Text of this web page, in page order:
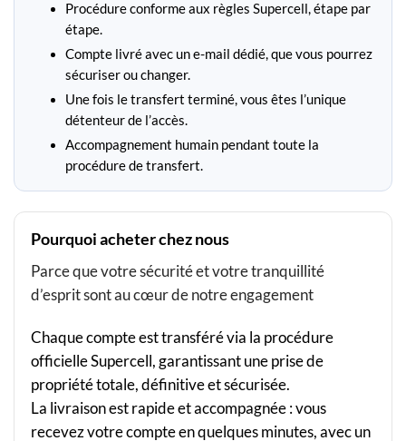
Procédure conforme aux règles Supercell, étape par
étape.
Compte livré avec un e-mail dédié, que vous pourrez
sécuriser ou changer.
Une fois le transfert terminé, vous êtes l’unique
détenteur de l’accès.
Accompagnement humain pendant toute la
procédure de transfert.
Pourquoi acheter chez nous
Parce que votre sécurité et votre tranquillité
d’esprit sont au cœur de notre engagement
Chaque compte est transféré via la procédure
officielle Supercell, garantissant une prise de
propriété totale, définitive et sécurisée.
La livraison est rapide et accompagnée : vous
recevez votre compte en quelques minutes, avec un